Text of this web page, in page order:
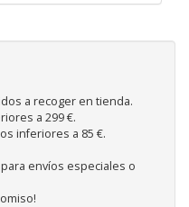
a recoger en tienda.
a 299 €.
inferiores a 85 €.
para envíos especiales o